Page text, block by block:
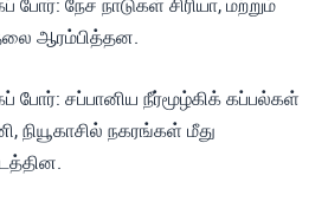
நேச நாடுகள் சிரியா, மற்றும்
ஆரம்பித்தன.
போர்: சப்பானிய நீர்மூழ்கிக் கப்பல்கள்
நியூகாசில் நகரங்கள் மீது